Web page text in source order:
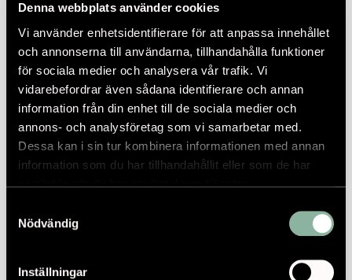
Denna webbplats använder cookies
Vi använder enhetsidentifierare för att anpassa innehållet
och annonserna till användarna, tillhandahålla funktioner
för sociala medier och analysera vår trafik. Vi
vidarebefordrar även sådana identifierare och annan
information från din enhet till de sociala medier och
annons- och analysföretag som vi samarbetar med.
Dessa kan i sin tur kombinera informationen med annan
information som du har tillhandahållit eller som de har
samlat in när du har använt deras tjänster.
Nödvändig
Inställningar